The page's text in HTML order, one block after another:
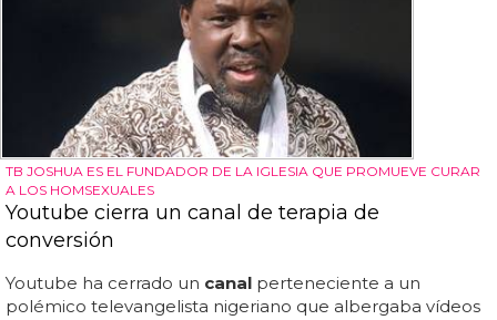
TB JOSHUA ES EL FUNDADOR DE LA IGLESIA QUE PROMUEVE CURAR
A LOS HOMSEXUALES
Youtube cierra un canal de terapia de
conversión
Youtube ha cerrado un canal perteneciente a un
polémico televangelista nigeriano que albergaba vídeos